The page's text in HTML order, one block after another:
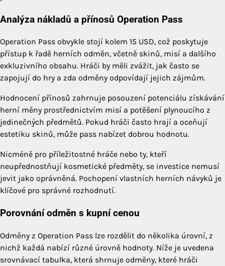
Analýza nákladů a přínosů Operation Pass
Operation Pass obvykle stojí kolem 15 USD, což poskytuje
přístup k řadě herních odměn, včetně skinů, misí a dalšího
exkluzivního obsahu. Hráči by měli zvážit, jak často se
zapojují do hry a zda odměny odpovídají jejich zájmům.
Hodnocení přínosů zahrnuje posouzení potenciálu získávání
herní měny prostřednictvím misí a potěšení plynoucího z
jedinečných předmětů. Pokud hráči často hrají a oceňují
estetiku skinů, může pass nabízet dobrou hodnotu.
Nicméně pro příležitostné hráče nebo ty, kteří
neupřednostňují kosmetické předměty, se investice nemusí
jevit jako oprávněná. Pochopení vlastních herních návyků je
klíčové pro správné rozhodnutí.
Porovnání odměn s kupní cenou
Odměny z Operation Pass lze rozdělit do několika úrovní, z
nichž každá nabízí různé úrovně hodnoty. Níže je uvedena
srovnávací tabulka, která shrnuje odměny, které hráči